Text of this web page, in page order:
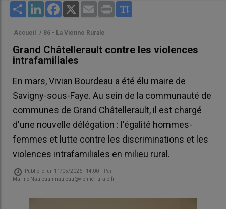
Share LinkedInFacebook
X Email Print
Accueil / 86 - La Vienne Rurale
Grand Châtellerault contre les violences
intrafamiliales
En mars, Vivian Bourdeau a été élu maire de
Savigny-sous-Faye. Au sein de la communauté de
communes de Grand Châtellerault, il est chargé
d'une nouvelle délégation : l'égalité hommes-
femmes et lutte contre les discriminations et les
violences intrafamiliales en milieu rural.
Publié le lun 11/05/2026 - 14:00 - Par
Marine Nauleaumnauleau@vienne-rurale.fr